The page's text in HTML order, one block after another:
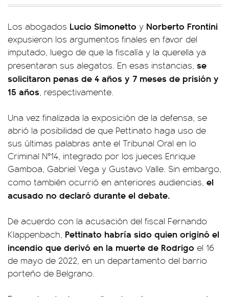
Los abogados Lucio Simonetto y Norberto Frontini
expusieron los argumentos finales en favor del
imputado, luego de que la fiscalía y la querella ya
presentaran sus alegatos. En esas instancias, se
solicitaron penas de 4 años y 7 meses de prisión y
15 años, respectivamente.
Una vez finalizada la exposición de la defensa, se
abrió la posibilidad de que Pettinato haga uso de
sus últimas palabras ante el Tribunal Oral en lo
Criminal N°14, integrado por los jueces Enrique
Gamboa, Gabriel Vega y Gustavo Valle. Sin embargo,
como también ocurrió en anteriores audiencias, el
acusado no declaró durante el debate.
De acuerdo con la acusación del fiscal Fernando
Klappenbach, Pettinato habría sido quien originó el
incendio que derivó en la muerte de Rodrigo el 16
de mayo de 2022, en un departamento del barrio
porteño de Belgrano.